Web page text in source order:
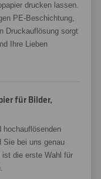
drucken lassen.
PE-Beschichtung,
Druckauflösung sorgt
Ihre Lieben
für Bilder,
hochauflösenden
Sie bei uns genau
die erste Wahl für